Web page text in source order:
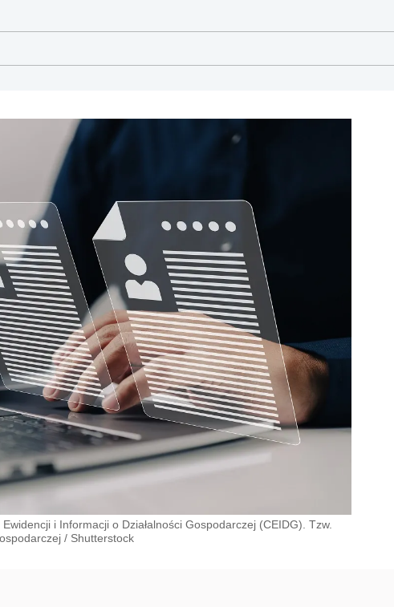
i Informacji o Działalności Gospodarczej (CEIDG). Tzw.
/ Shutterstock